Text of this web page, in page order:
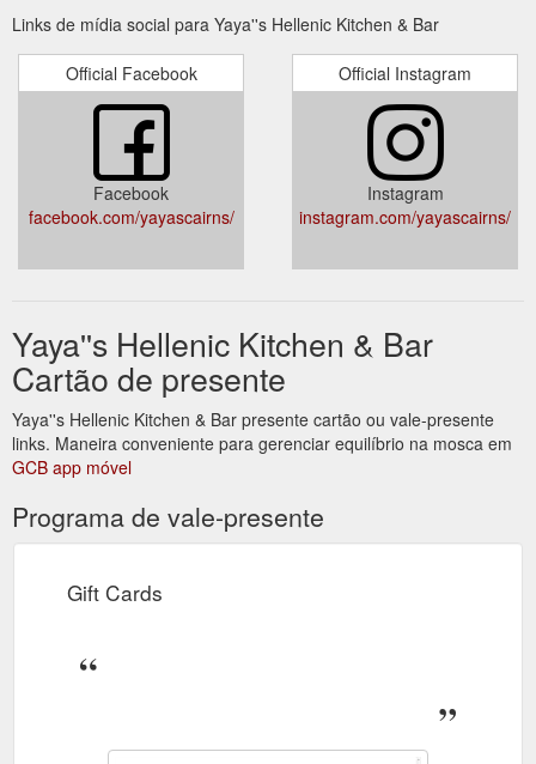
Links de mídia social para Yaya''s Hellenic Kitchen & Bar
Official Facebook
Facebook
facebook.com/yayascairns/
Official Instagram
Instagram
instagram.com/yayascairns/
Yaya''s Hellenic Kitchen & Bar
Cartão de presente
Yaya''s Hellenic Kitchen & Bar presente cartão ou vale-presente
links. Maneira conveniente para gerenciar equilíbrio na mosca em
GCB app móvel
Programa de vale-presente
Gift Cards